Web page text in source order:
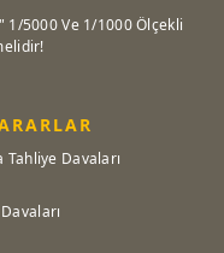
1/5000 Ve 1/1000 Ölçekli
Tahliye Davaları